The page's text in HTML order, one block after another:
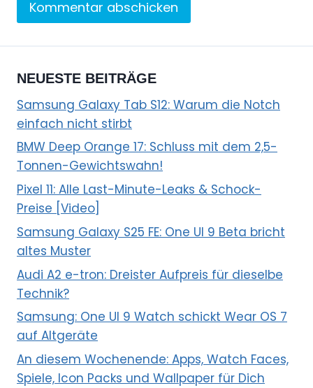
NEUESTE BEITRÄGE
Samsung Galaxy Tab S12: Warum die Notch
einfach nicht stirbt
BMW Deep Orange 17: Schluss mit dem 2,5-
Tonnen-Gewichtswahn!
Pixel 11: Alle Last-Minute-Leaks & Schock-
Preise [Video]
Samsung Galaxy S25 FE: One UI 9 Beta bricht
altes Muster
Audi A2 e-tron: Dreister Aufpreis für dieselbe
Technik?
Samsung: One UI 9 Watch schickt Wear OS 7
auf Altgeräte
An diesem Wochenende: Apps, Watch Faces,
Spiele, Icon Packs und Wallpaper für Dich